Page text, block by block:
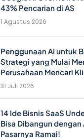
43% Pencarian di AS
1 Agustus 2026
Penggunaan AI untuk
Strategi yang Mulai
Perusahaan Mencari
31 Juli 2026
14 Ide Bisnis SaaS
Bisa Dibangun dengan
Pasarnya Ramai!